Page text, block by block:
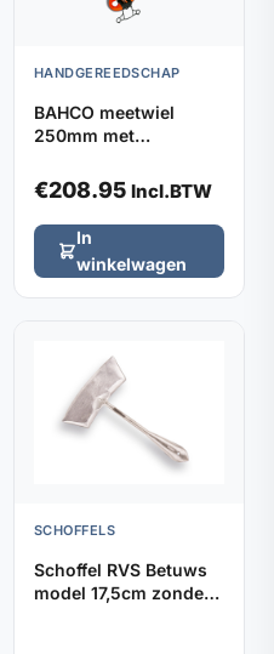
HANDGEREEDSCHAP
BAHCO meetwiel
250mm met
€208.95 Incl.BTW
In
winkelwagen
SCHOFFELS
Schoffel RVS Betuws
model 17,5cm zonder